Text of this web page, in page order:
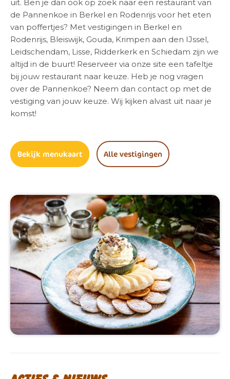
uit. Ben je dan ook op zoek naar een restaurant van
de Pannenkoe in Berkel en Rodenrijs voor het eten
van poffertjes? Met vestigingen in Berkel en
Rodenrijs, Bleiswijk, Gouda, Krimpen aan den IJssel,
Leidschendam, Lisse, Ridderkerk en Schiedam zijn we
altijd in de buurt! Reserveer via onze site een tafeltje
bij jouw restaurant naar keuze. Heb je nog vragen
over de Pannenkoe? Neem dan contact op met de
vestiging van jouw keuze. Wij kijken alvast uit naar je
komst!
Bekijk menukaart Alle vestigingen